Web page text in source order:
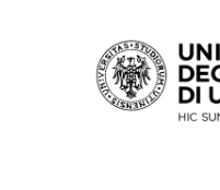
Passa al